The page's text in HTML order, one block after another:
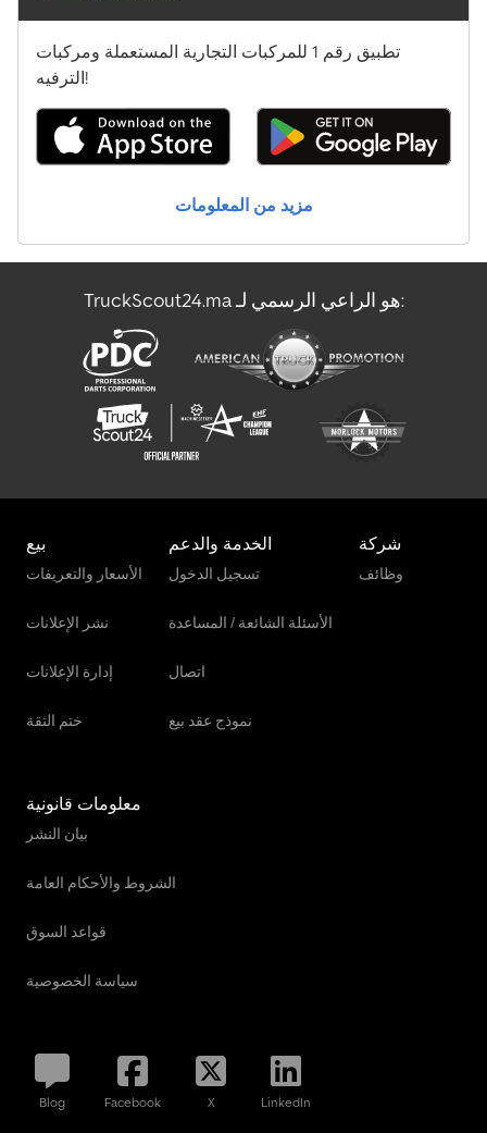
تطبيق رقم 1 للمركبات التجارية المستعملة ومركبات
الترفيه!
مزيد من المعلومات
TruckScout24.ma هو الراعي الرسمي لـ:
بيع
الأسعار والتعريفات
نشر الإعلانات
إدارة الإعلانات
ختم الثقة
الخدمة والدعم
تسجيل الدخول
الأسئلة الشائعة / المساعدة
اتصال
نموذج عقد بيع
شركة
وظائف
معلومات قانونية
بيان النشر
الشروط والأحكام العامة
قواعد السوق
سياسة الخصوصية
Blog Facebook X LinkedIn